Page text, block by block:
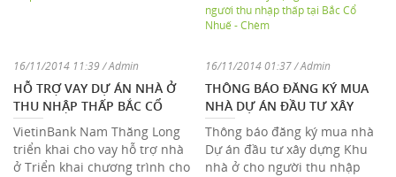
16/11/2014 11:39 / Admin
HỖ TRỢ VAY DỰ ÁN NHÀ Ở
THU NHẬP THẤP BẮC CỔ
NHUẾ CHÈM
VietinBank Nam Thăng Long
triển khai cho vay hỗ trợ nhà
ở Triển khai chương trình cho
16/11/2014 01:37 / Admin
THÔNG BÁO ĐĂNG KÝ MUA
NHÀ DỰ ÁN ĐẦU TƯ XÂY
DỰNG KHU NHÀ Ở CHO
NGƯỜI THU NHẬP THẤP TẠI
BẮC CỔ NHUẾ - CHÈM
Thông báo đăng ký mua nhà
Dự án đầu tư xây dựng Khu
nhà ở cho người thu nhập